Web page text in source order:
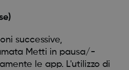
successive,
Metti in pausa/-
le app. L'utilizzo di